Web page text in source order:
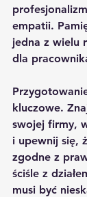
empatii.
jedna z wielu
dla
kluczowe.
swojej firmy,
i upewnij się,
zgodne z
ściśle z
musi być